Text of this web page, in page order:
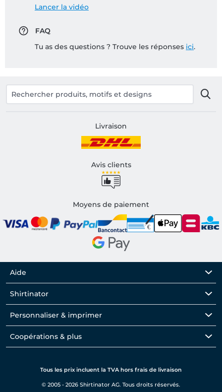
Lancer la vidéo
FAQ
Tu as des questions ? Trouve les réponses ici.
Livraison
Avis clients
Moyens de paiement
Aide
Shirtinator
Personnaliser & imprimer
Coopérations & plus
Tous les prix incluent la TVA hors frais de livraison
© 2005 - 2026 Shirtinator AG. Tous droits réservés.